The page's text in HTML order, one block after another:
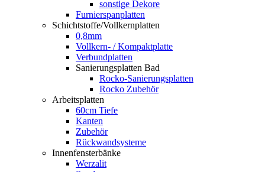
sonstige Dekore
Furnierspanplatten
Schichtstoffe/Vollkernplatten
0,8mm
Vollkern- / Kompaktplatte
Verbundplatten
Sanierungsplatten Bad
Rocko-Sanierungsplatten
Rocko Zubehör
Arbeitsplatten
60cm Tiefe
Kanten
Zubehör
Rückwandsysteme
Innenfensterbänke
Werzalit